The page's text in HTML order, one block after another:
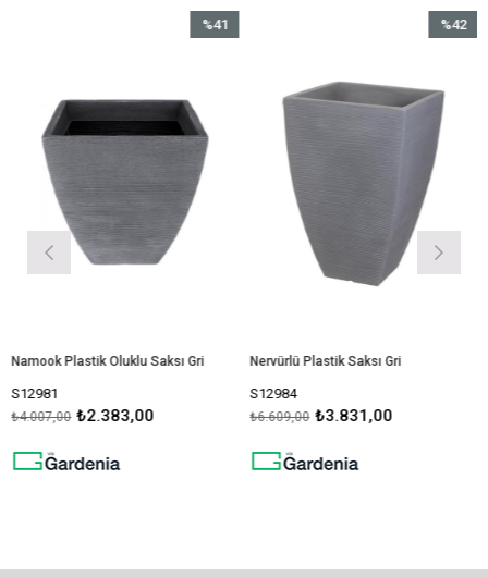
Namook Plastik Oluklu Saksı Gri
S12981
₺2.383,00
₺4.007,00
%41
Nervürlü Plastik Saksı Gri
S12984
₺3.831,00
₺6.609,00
%42